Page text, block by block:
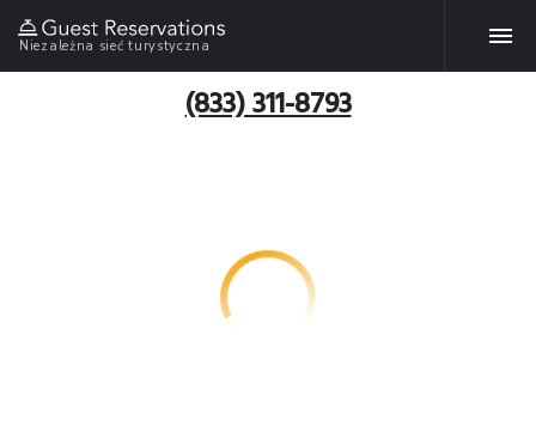
Niezależna sieć turystyczna
(833) 311-8793